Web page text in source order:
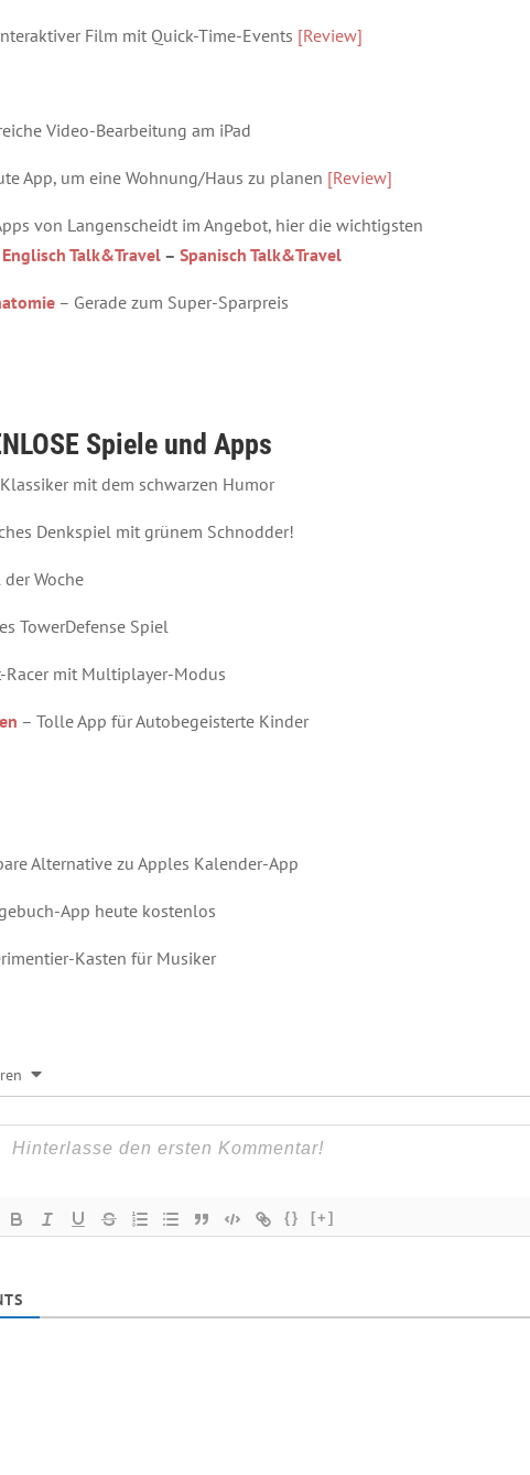
Film mit Quick-Time-Events [Review]
Video-Bearbeitung am iPad
App, um eine Wohnung/Haus zu planen [Review]
von Langenscheidt im Angebot, hier die wichtigsten
Englisch Talk&Travel – Spanisch Talk&Travel
– Gerade zum Super-Sparpreis
Spiele und Apps
mit dem schwarzen Humor
Denkspiel mit grünem Schnodder!
Woche
TowerDefense Spiel
Racer mit Multiplayer-Modus
– Tolle App für Autobegeisterte Kinder
Alternative zu Apples Kalender-App
App heute kostenlos
Kasten für Musiker
{} [+]